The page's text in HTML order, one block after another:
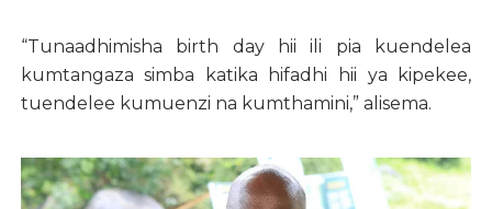
“Tunaadhimisha birth day hii ili pia kuendelea
kumtangaza simba katika hifadhi hii ya kipekee,
tuendelee kumuenzi na kumthamini,” alisema.